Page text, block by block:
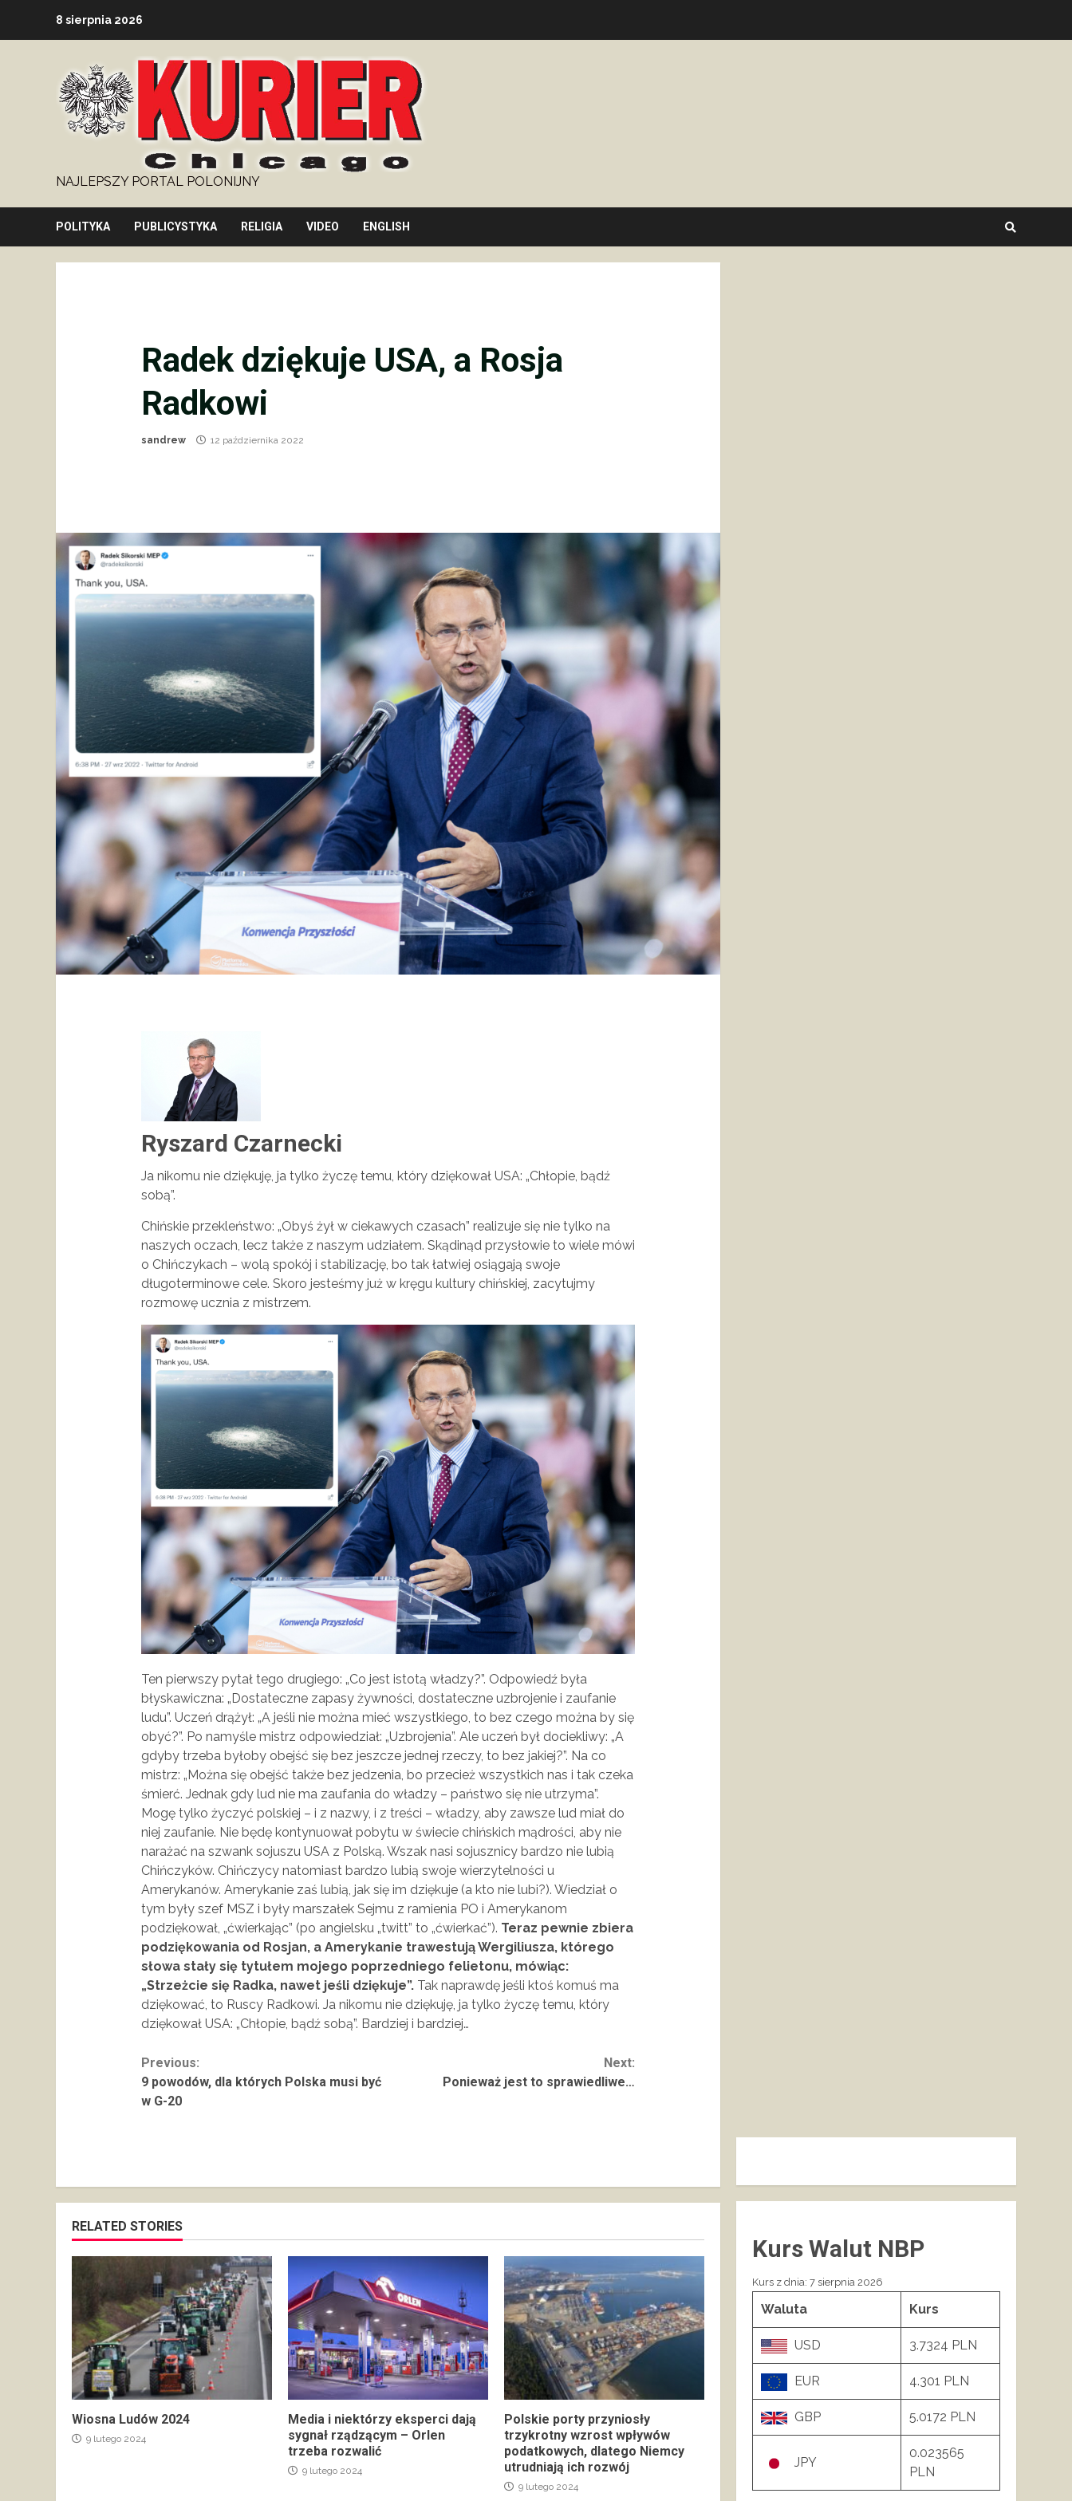
8 sierpnia 2026
NAJLEPSZY PORTAL POLONIJNY
POLITYKA PUBLICYSTYKA RELIGIA VIDEO ENGLISH
Radek dziękuje USA, a Rosja
Radkowi
sandrew 12 października 2022
Ryszard Czarnecki
Ja nikomu nie dziękuję, ja tylko życzę temu, który dziękował USA: „Chłopie, bądź
sobą”.
Chińskie przekleństwo: „Obyś żył w ciekawych czasach” realizuje się nie tylko na
naszych oczach, lecz także z naszym udziałem. Skądinąd przysłowie to wiele mówi
o Chińczykach – wolą spokój i stabilizację, bo tak łatwiej osiągają swoje
długoterminowe cele. Skoro jesteśmy już w kręgu kultury chińskiej, zacytujmy
rozmowę ucznia z mistrzem.
Ten pierwszy pytał tego drugiego: „Co jest istotą władzy?”. Odpowiedź była
błyskawiczna: „Dostateczne zapasy żywności, dostateczne uzbrojenie i zaufanie
ludu”. Uczeń drążył: „A jeśli nie można mieć wszystkiego, to bez czego można by się
obyć?”. Po namyśle mistrz odpowiedział: „Uzbrojenia”. Ale uczeń był dociekliwy: „A
gdyby trzeba byłoby obejść się bez jeszcze jednej rzeczy, to bez jakiej?”. Na co
mistrz: „Można się obejść także bez jedzenia, bo przecież wszystkich nas i tak czeka
śmierć. Jednak gdy lud nie ma zaufania do władzy – państwo się nie utrzyma”.
Mogę tylko życzyć polskiej – i z nazwy, i z treści – władzy, aby zawsze lud miał do
niej zaufanie. Nie będę kontynuował pobytu w świecie chińskich mądrości, aby nie
narażać na szwank sojuszu USA z Polską. Wszak nasi sojusznicy bardzo nie lubią
Chińczyków. Chińczycy natomiast bardzo lubią swoje wierzytelności u
Amerykanów. Amerykanie zaś lubią, jak się im dziękuje (a kto nie lubi?). Wiedział o
tym były szef MSZ i były marszałek Sejmu z ramienia PO i Amerykanom
podziękował, „ćwierkając” (po angielsku „twitt” to „ćwierkać”). Teraz pewnie zbiera
podziękowania od Rosjan, a Amerykanie trawestują Wergiliusza, którego
słowa stały się tytułem mojego poprzedniego felietonu, mówiąc:
„Strzeżcie się Radka, nawet jeśli dziękuje”.Tak naprawdę jeśli ktoś komuś ma
dziękować, to Ruscy Radkowi. Ja nikomu nie dziękuję, ja tylko życzę temu, który
dziękował USA: „Chłopie, bądź sobą”. Bardziej i bardziej…
Continue
Reading
Previous:
9 powodów, dla których Polska musi być
w G-20
Next:
Ponieważ jest to sprawiedliwe…
RELATED STORIES
Wiosna Ludów 2024
9 lutego 2024
Media i niektórzy eksperci dają
sygnał rządzącym – Orlen
trzeba rozwalić
9 lutego 2024
Polskie porty przyniosły
trzykrotny wzrost wpływów
podatkowych, dlatego Niemcy
utrudniają ich rozwój
9 lutego 2024
Kurs Walut NBP
Kurs z dnia: 7 sierpnia 2026
Waluta Kurs
USD 3.7324 PLN
EUR 4.301 PLN
GBP 5.0172 PLN
JPY
0.023565
PLN